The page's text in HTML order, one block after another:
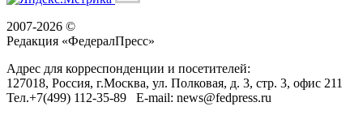
2007-2026 ©
Редакция «ФедералПресс»
Адрес для корреспонденции и посетителей:
127018, Россия, г.Москва, ул. Полковая, д. 3, стр. 3, офис 211
Тел.+7(499) 112-35-89 E-mail: news@fedpress.ru